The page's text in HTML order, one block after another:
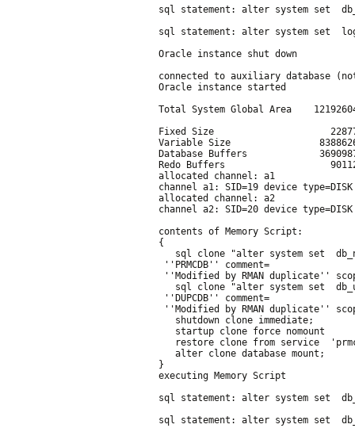
sql statement: alter system set
sql statement: alter system set
Oracle instance shut down
connected to auxiliary database
Oracle instance started
Total System Global Area
Fixed Size
Variable Size
Database Buffers
Redo Buffers
allocated channel: a1
channel a1: SID=19 device type=DISK
allocated channel: a2
channel a2: SID=20 device type=DISK
contents of Memory Script:
{
sql clone "alter system set
''PRMCDB'' comment=
''Modified by RMAN duplicate''
sql clone "alter system set
''DUPCDB'' comment=
''Modified by RMAN duplicate''
shutdown clone immediate;
startup clone force nomount
restore clone from service
alter clone database mount;
}
executing Memory Script
sql statement: alter system set
sql statement: alter system set